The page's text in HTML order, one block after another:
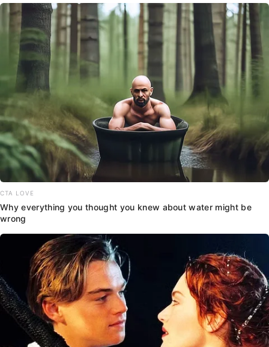
CTA LOVE
Why everything you thought you knew about water might be
wrong